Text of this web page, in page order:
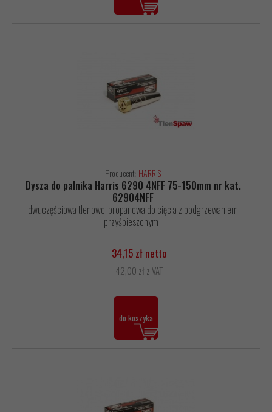
Producent: HARRIS
Dysza do palnika Harris 6290 4NFF 75-150mm nr kat.
62904NFF
dwuczęściowa tlenowo-propanowa do cięcia z podgrzewaniem
przyśpieszonym .
34,15 zł netto
42,00 zł z VAT
do koszyka